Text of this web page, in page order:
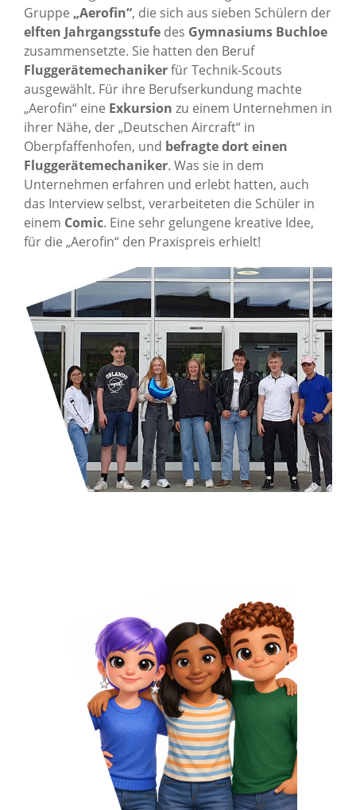
Gruppe „Aerofin“, die sich aus sieben Schülern der
elften Jahrgangsstufe des Gymnasiums Buchloe
zusammensetzte. Sie hatten den Beruf
Fluggerätemechanikerfür Technik-Scouts
ausgewählt. Für ihre Berufserkundung machte
„Aerofin“ eine Exkursion zu einem Unternehmen in
ihrer Nähe, der „Deutschen Aircraft“ in
Oberpfaffenhofen, und befragte dort einen
Fluggerätemechaniker. Was sie in dem
Unternehmen erfahren und erlebt hatten, auch
das Interview selbst, verarbeiteten die Schüler in
einem Comic. Eine sehr gelungene kreative Idee,
für die „Aerofin“ den Praxispreis erhielt!